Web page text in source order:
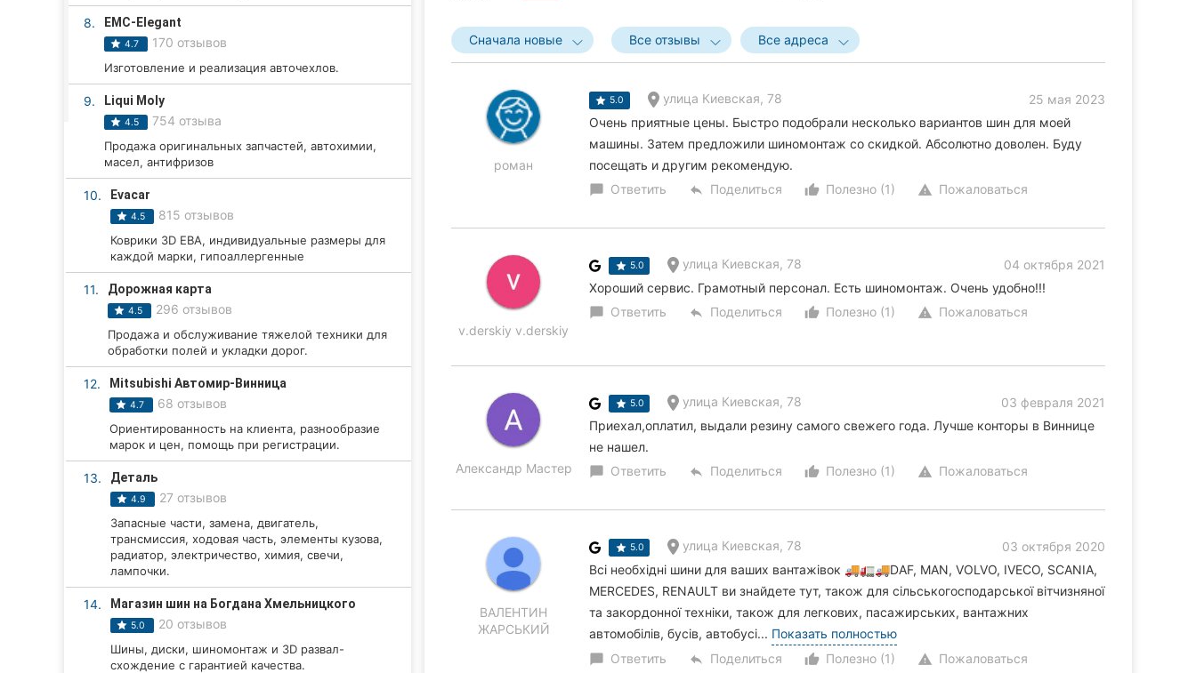
Кривой Рог
Херсон
Черкассы
Сумы
Ивано-Франковск
Ужгород
8. EMC-Elegant
4.7 170 отзывов
Изготовление и реализация авточехлов.
9. Liqui Moly
4.5 754 отзыва
Продажа оригинальных запчастей, автохимии,
масел, антифризов
10. Evacar
4.5 815 отзывов
Коврики 3D ЕВА, индивидуальные размеры для
каждой марки, гипоаллергенные
11. Дорожная карта
4.5 296 отзывов
Продажа и обслуживание тяжелой техники для
обработки полей и укладки дорог.
12. Mitsubishi Автомир-Винница
4.7 68 отзывов
Ориентированность на клиента, разнообразие
марок и цен, помощь при регистрации.
13. Деталь
4.9 27 отзывов
Запасные части, замена, двигатель,
трансмиссия, ходовая часть, элементы кузова,
радиатор, электричество, химия, свечи,
лампочки.
14. Магазин шин на Богдана Хмельницкого
5.0 20 отзывов
Шины, диски, шиномонтаж и 3D развал-
схождение с гарантией качества.
Сначала новые Все отзывы Все адреса
роман
5.0 улица Киевская, 78
25 мая 2023
Очень приятные цены. Быстро подобрали несколько вариантов шин для моей
машины. Затем предложили шиномонтаж со скидкой. Абсолютно доволен. Буду
посещать и другим рекомендую.
chat_bubble Ответить reply Поделиться thumb_up_alt
Полезно (1) warning Пожаловаться
v.derskiy v.derskiy
5.0 улица Киевская, 78
04 октября 2021
Хороший сервис. Грамотный персонал. Есть шиномонтаж. Очень удобно!!!
chat_bubble Ответить reply Поделиться thumb_up_alt
Полезно (1) warning Пожаловаться
Александр Мастер
5.0 улица Киевская, 78
03 февраля 2021
Приехал,оплатил, выдали резину самого свежего года. Лучше конторы в Виннице
не нашел.
chat_bubble Ответить reply Поделиться thumb_up_alt
Полезно (1) warning Пожаловаться
ВАЛЕНТИН
ЖАРСЬКИЙ
5.0 улица Киевская, 78
03 октября 2020
Всі необхідні шини для ваших вантажівок 🚚🚛🚚DAF, MAN, VOLVO, IVECO, SCANIA,
MERCEDES, RENAULT ви знайдете тут, також для сільськогосподарської вітчизняної
та закордонної техніки, також для легкових, пасажирських, вантажних
автомобілів, бусів, автобусі... Показать полностью
chat_bubble Ответить reply Поделиться thumb_up_alt
Полезно (1) warning Пожаловаться